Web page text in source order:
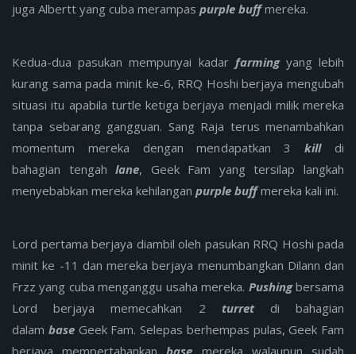
juga Albertt yang cuba merampas purple buffmereka.
Kedua-dua pasukan mempunyai kadar farming yang lebih
kurang sama pada minit ke-6, RRQ Hoshi berjaya mengubah
situasi itu apabila turtle ketiga berjaya menjadi milik mereka
tanpa sebarang gangguan. Sang Raja terus menambahkan
momentum mereka dengan mendapatkan 3kill di
bahagian tengahlane, Geek Fam yang tersilap langkah
menyebabkan mereka kehilangan purple buffmereka kali ini.
Lord pertama berjaya diambil oleh pasukan RRQ Hoshi pada
minit ke -11 dan mereka berjaya menumbangkan Dilann dan
Frzz yang cuba menganggu usaha mereka. Pushingbersama
Lord berjaya memecahkan 2 turret di bahagian
dalam base Geek Fam. Selepas berhempas pulas, Geek Fam
berjaya mempertahankanbase mereka walaupun sudah